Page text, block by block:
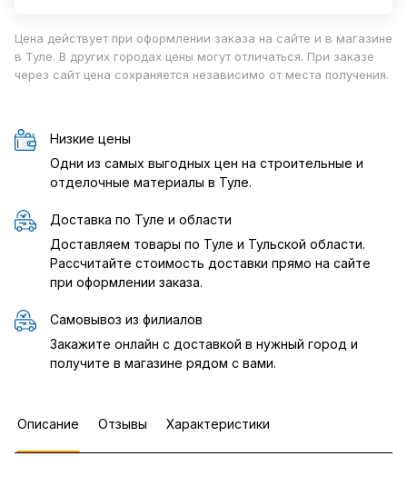
Цена действует при оформлении заказа на сайте и в магазине
в Туле. В других городах цены могут отличаться. При заказе
через сайт цена сохраняется независимо от места получения.
Низкие цены
Одни из самых выгодных цен на строительные и
отделочные материалы в Туле.
Доставка по Туле и области
Доставляем товары по Туле и Тульской области.
Рассчитайте стоимость доставки прямо на сайте
при оформлении заказа.
Самовывоз из филиалов
Закажите онлайн с доставкой в нужный город и
получите в магазине рядом с вами.
Описание Отзывы Характеристики